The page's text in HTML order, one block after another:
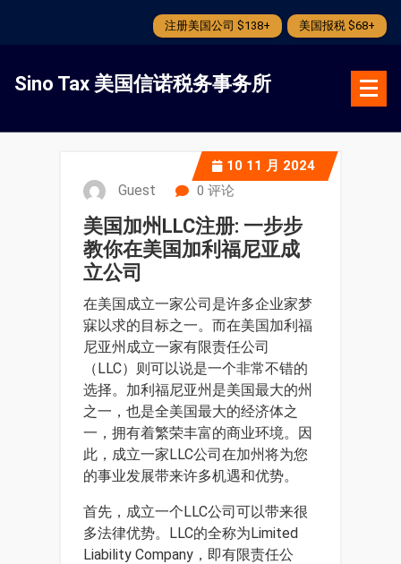
注册美国公司 $138+ 美国报税 $68+
Sino Tax 美国信诺税务事务所
10 11 月 2024
Guest 0 评论
美国加州LLC注册: 一步步
教你在美国加利福尼亚成
立公司
在美国成立一家公司是许多企业家梦
寐以求的目标之一。而在美国加利福
尼亚州成立一家有限责任公司
（LLC）则可以说是一个非常不错的
选择。加利福尼亚州是美国最大的州
之一，也是全美国最大的经济体之
一，拥有着繁荣丰富的商业环境。因
此，成立一家LLC公司在加州将为您
的事业发展带来许多机遇和优势。
首先，成立一个LLC公司可以带来很
多法律优势。LLC的全称为Limited
Liability Company，即有限责任公